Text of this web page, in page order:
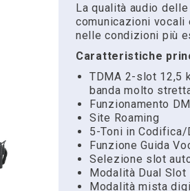
La qualità audio
comunicazioni
nelle condizioni più
Caratteristiche
TDMA 2-slot 12,5
banda molto
Funzionamento
Site Roaming
5-Toni in
Funzione Guida
Selezione slot
Modalità Dual Slot
Modalità mista